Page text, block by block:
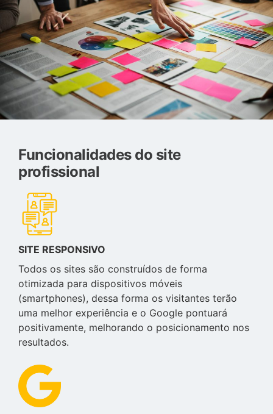
Funcionalidades do site
profissional
SITE RESPONSIVO
Todos os sites são construídos de forma
otimizada para dispositivos móveis
(smartphones), dessa forma os visitantes terão
uma melhor experiência e o Google pontuará
positivamente, melhorando o posicionamento nos
resultados.